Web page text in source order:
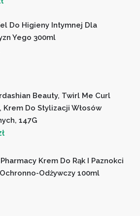
Do Higieny Intymnej Dla
Yego 300ml
Beauty, Twirl Me Curl
Krem Do Stylizacji Włosów
147G
Krem Do Rąk I Paznokci
Odżywczy 100ml